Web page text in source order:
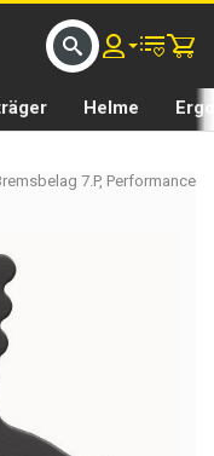
Helme
7.P, Performance